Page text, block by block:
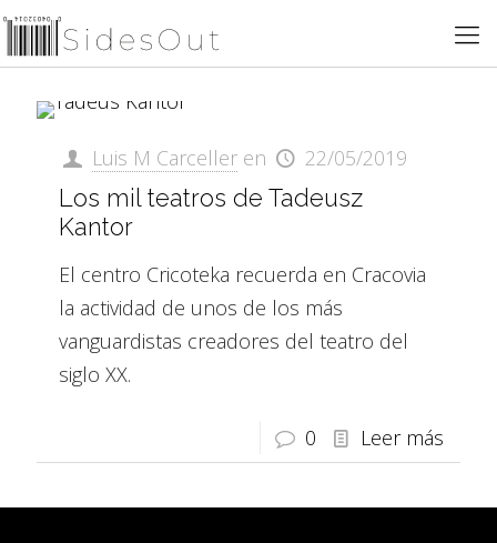
Luis M Carceller en 22/05/2019
Los mil teatros de Tadeusz
Kantor
El centro Cricoteka recuerda en Cracovia
la actividad de unos de los más
vanguardistas creadores del teatro del
siglo XX.
0 Leer más